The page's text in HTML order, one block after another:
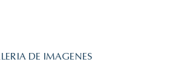
DE IMAGENES